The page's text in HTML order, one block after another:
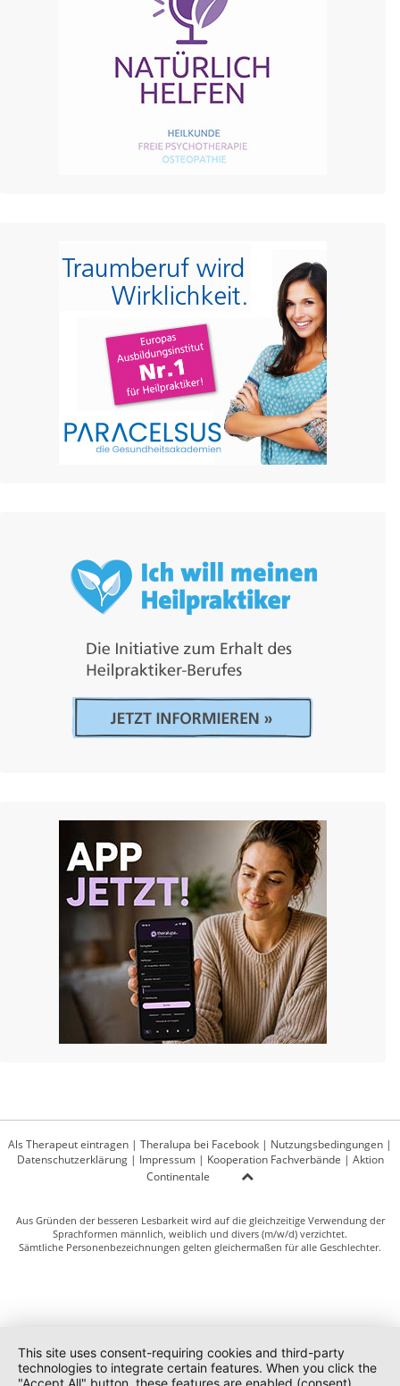
Als Therapeut eintragen | Theralupa bei Facebook | Nutzungsbedingungen |
Datenschutzerklärung| Impressum| Kooperation Fachverbände | Aktion
Continentale
Aus Gründen der besseren Lesbarkeit wird auf die gleichzeitige Verwendung der
Sprachformen männlich, weiblich und divers (m/w/d) verzichtet.
Sämtliche Personenbezeichnungen gelten gleichermaßen für alle Geschlechter.
This site uses consent-requiring cookies and third-party
technologies to integrate certain features. When you click the
"Accept All" button, these features are enabled (consent).